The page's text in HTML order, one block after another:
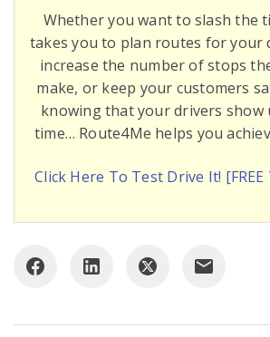
Whether you want to slash the
takes you to plan routes for your
increase the number of stops
make, or keep your customers
knowing that your drivers show
time… Route4Me helps you
Click Here To Test Drive It! [FREE